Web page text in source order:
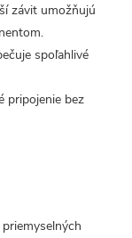
závit umožňujú
spoľahlivé
pripojenie bez